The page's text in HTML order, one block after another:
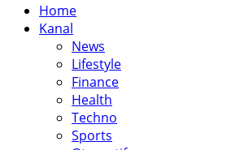
Home
Kanal
News
Lifestyle
Finance
Health
Techno
Sports